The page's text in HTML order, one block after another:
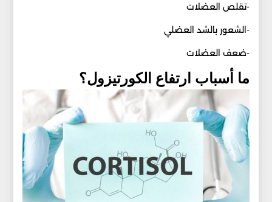
-تقلص العضلات
-الشعور بالشد العضلي
-ضعف العضلات
ما أسباب ارتفاع الكورتيزول؟